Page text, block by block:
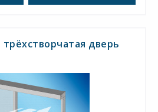
дверь